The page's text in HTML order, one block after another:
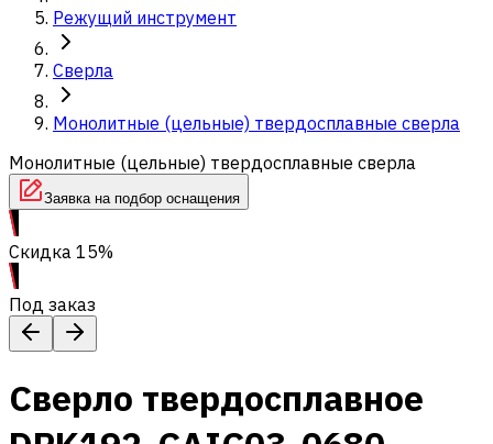
Режущий инструмент
Сверла
Монолитные (цельные) твердосплавные сверла
Монолитные (цельные) твердосплавные сверла
Заявка на подбор оснащения
Скидка 15%
Под заказ
Сверло твердосплавное